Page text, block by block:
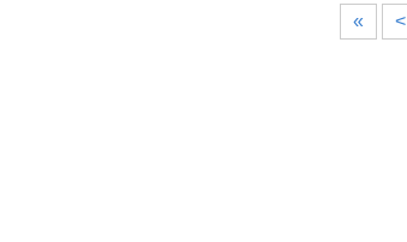
« <